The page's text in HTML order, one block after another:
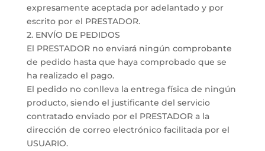
expresamente aceptada por adelantado y por
escrito por el PRESTADOR.
2. ENVÍO DE PEDIDOS
El PRESTADOR no enviará ningún comprobante
de pedido hasta que haya comprobado que se
ha realizado el pago.
El pedido no conlleva la entrega física de ningún
producto, siendo el justificante del servicio
contratado enviado por el PRESTADOR a la
dirección de correo electrónico facilitada por el
USUARIO.